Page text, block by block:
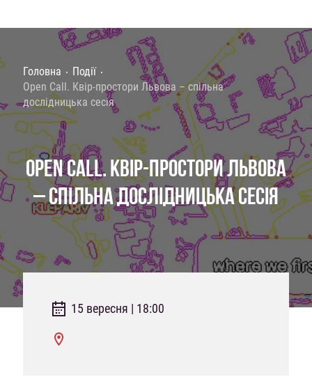
Головна
Події
Open Call. Квір-простори Львова – спільна
дослідницька сесія
OPEN CALL. КВІР-ПРОСТОРИ ЛЬВОВА
– СПІЛЬНА ДОСЛІДНИЦЬКА СЕСІЯ
15 вересня | 18:00